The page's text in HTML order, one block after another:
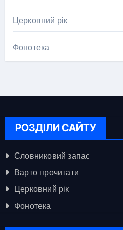
Церковний рік
Фонотека
РОЗДІЛИ САЙТУ
Словниковий запас
Варто прочитати
Церковний рік
Фонотека